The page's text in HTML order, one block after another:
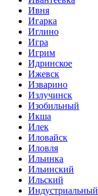
Ивня
Игарка
Иглино
Игра
Игрим
Идринское
Ижевск
Изварино
Излучинск
Изобильный
Икша
Илек
Иловайск
Иловля
Ильинка
Ильинский
Ильский
Индустриальный